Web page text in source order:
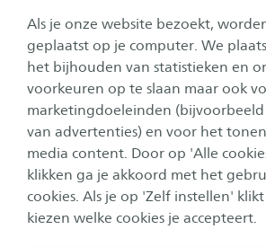
Als je onze website bezoekt,
geplaatst op je computer. We
het bijhouden van statistieken en
voorkeuren op te slaan maar ook
marketingdoeleinden
van advertenties) en voor het
media content. Door op 'Alle
klikken ga je akkoord met het
cookies. Als je op 'Zelf instellen'
kiezen welke cookies je accepteert.
tonen
tonen
inzet ervan en het
(aanstaande) leraren op het
practices’. We gaan na hoe
onderwijstechnologie een
kan leveren aan de vorming
Voortdurend komen nieuwe
onderwijs. Denk aan kunstmatige
wearables en immersieve,